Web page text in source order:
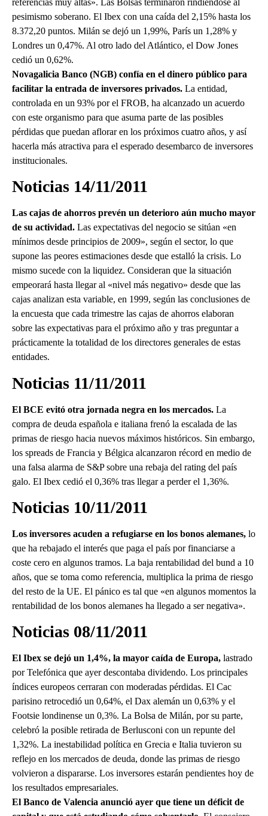
referencias muy altas». Las Bolsas terminaron rindiéndose al
pesimismo soberano. El Ibex con una caída del 2,15% hasta los
8.372,20 puntos. Milán se dejó un 1,99%, París un 1,28% y
Londres un 0,47%. Al otro lado del Atlántico, el Dow Jones
cedió un 0,62%.
Novagalicia Banco (NGB) confía en el dinero público para
facilitar la entrada de inversores privados. La entidad,
controlada en un 93% por el FROB, ha alcanzado un acuerdo
con este organismo para que asuma parte de las posibles
pérdidas que puedan aflorar en los próximos cuatro años, y así
hacerla más atractiva para el esperado desembarco de inversores
institucionales.
Noticias 14/11/2011
Las cajas de ahorros prevén un deterioro aún mucho mayor
de su actividad. Las expectativas del negocio se sitúan «en
mínimos desde principios de 2009», según el sector, lo que
supone las peores estimaciones desde que estalló la crisis. Lo
mismo sucede con la liquidez. Consideran que la situación
empeorará hasta llegar al «nivel más negativo» desde que las
cajas analizan esta variable, en 1999, según las conclusiones de
la encuesta que cada trimestre las cajas de ahorros elaboran
sobre las expectativas para el próximo año y tras preguntar a
prácticamente la totalidad de los directores generales de estas
entidades.
Noticias 11/11/2011
El BCE evitó otra jornada negra en los mercados. La
compra de deuda española e italiana frenó la escalada de las
primas de riesgo hacia nuevos máximos históricos. Sin embargo,
los spreads de Francia y Bélgica alcanzaron récord en medio de
una falsa alarma de S&P sobre una rebaja del rating del país
galo. El Ibex cedió el 0,36% tras llegar a perder el 1,36%.
Noticias 10/11/2011
Los inversores acuden a refugiarse en los bonos alemanes, lo
que ha rebajado el interés que paga el país por financiarse a
coste cero en algunos tramos. La baja rentabilidad del bund a 10
años, que se toma como referencia, multiplica la prima de riesgo
del resto de la UE. El pánico es tal que «en algunos momentos la
rentabilidad de los bonos alemanes ha llegado a ser negativa».
Noticias 08/11/2011
El Ibex se dejó un 1,4%, la mayor caída de Europa, lastrado
por Telefónica que ayer descontaba dividendo. Los principales
índices europeos cerraran con moderadas pérdidas. El Cac
parisino retrocedió un 0,64%, el Dax alemán un 0,63% y el
Footsie londinense un 0,3%. La Bolsa de Milán, por su parte,
celebró la posible retirada de Berlusconi con un repunte del
1,32%. La inestabilidad política en Grecia e Italia tuvieron su
reflejo en los mercados de deuda, donde las primas de riesgo
volvieron a dispararse. Los inversores estarán pendientes hoy de
los resultados empresariales.
El Banco de Valencia anunció ayer que tiene un déficit de